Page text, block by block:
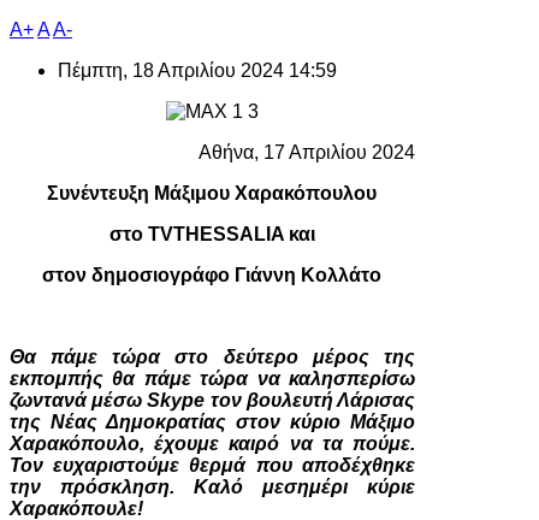
A+AA-
Πέμπτη, 18 Απριλίου 2024 14:59
Αθήνα, 17 Απριλίου 2024
Συνέντευξη Μάξιμου Χαρακόπουλου
στο TVTHESSALIAκαι
στον δημοσιογράφο Γιάννη Κολλάτο
Θα πάμε τώρα στο δεύτερο μέρος της
εκπομπής θα πάμε τώρα να καλησπερίσω
ζωντανά μέσω Skype τον βουλευτή Λάρισας
της Νέας Δημοκρατίας στον κύριο Μάξιμο
Χαρακόπουλο, έχουμε καιρό να τα πούμε.
Τον ευχαριστούμε θερμά που αποδέχθηκε
την πρόσκληση. Καλό μεσημέρι κύριε
Χαρακόπουλε!